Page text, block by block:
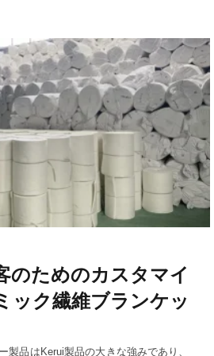
のためのカスタマイ
ック繊維ブランケッ
製品はKerui製品の大きな強みであり、